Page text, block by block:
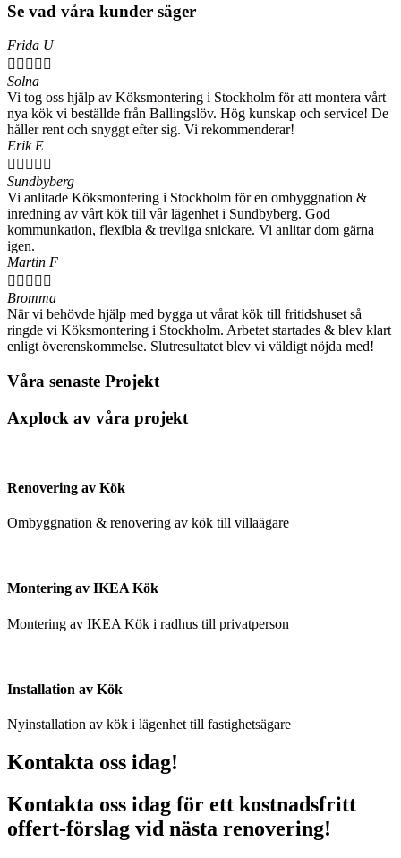
Se vad våra kunder säger
Frida U
    
Solna
Vi tog oss hjälp av Köksmontering i Stockholm för att montera vårt
nya kök vi beställde från Ballingslöv. Hög kunskap och service! De
håller rent och snyggt efter sig. Vi rekommenderar!
Erik E
    
Sundbyberg
Vi anlitade Köksmontering i Stockholm för en ombyggnation &
inredning av vårt kök till vår lägenhet i Sundbyberg. God
kommunkation, flexibla & trevliga snickare. Vi anlitar dom gärna
igen.
Martin F
    
Bromma
När vi behövde hjälp med bygga ut vårat kök till fritidshuset så
ringde vi Köksmontering i Stockholm. Arbetet startades & blev klart
enligt överenskommelse. Slutresultatet blev vi väldigt nöjda med!
Våra senaste Projekt
Axplock av våra projekt
Renovering av Kök
Ombyggnation & renovering av kök till villaägare
Montering av IKEA Kök
Montering av IKEA Kök i radhus till privatperson
Installation av Kök
Nyinstallation av kök i lägenhet till fastighetsägare
Kontakta oss idag!
Kontakta oss idag för ett kostnadsfritt
offert-förslag vid nästa renovering!